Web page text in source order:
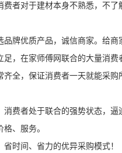
者对于建材本身不熟悉，不
牌优质产品，诚信商家。给
，在家师傅网联合的大量消
齐全，保证消费者一天就能采
费者处于联合的强势状态，
、服务。
时间、省力的优异采购模式！